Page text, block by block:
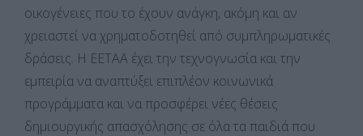
οικογένειες που το έχουν ανάγκη, ακόμη και αν
χρειαστεί να χρηματοδοτηθεί από συμπληρωματικές
δράσεις. Η ΕΕΤΑΑ έχει την τεχνογνωσία και την
εμπειρία να αναπτύξει επιπλέον κοινωνικά
προγράμματα και να προσφέρει νέες θέσεις
δημιουργικής απασχόλησης σε όλα τα παιδιά που